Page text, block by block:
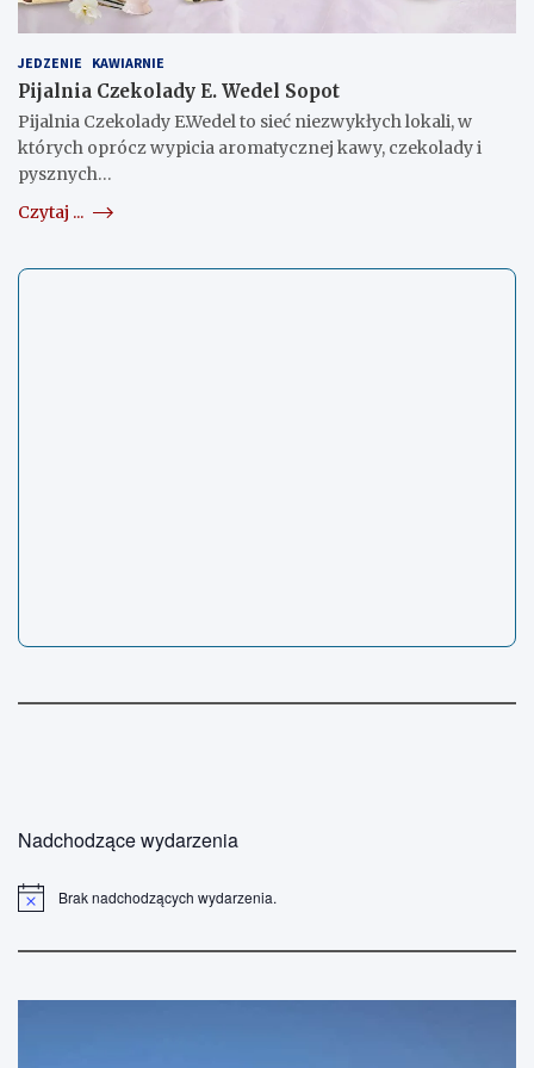
JEDZENIE KAWIARNIE
Pijalnia Czekolady E. Wedel Sopot
Pijalnia Czekolady E.Wedel to sieć niezwykłych lokali, w
których oprócz wypicia aromatycznej kawy, czekolady i
pysznych…
Czytaj ...
Nadchodzące wydarzenia
d
Brak nadchodzących wydarzenia.